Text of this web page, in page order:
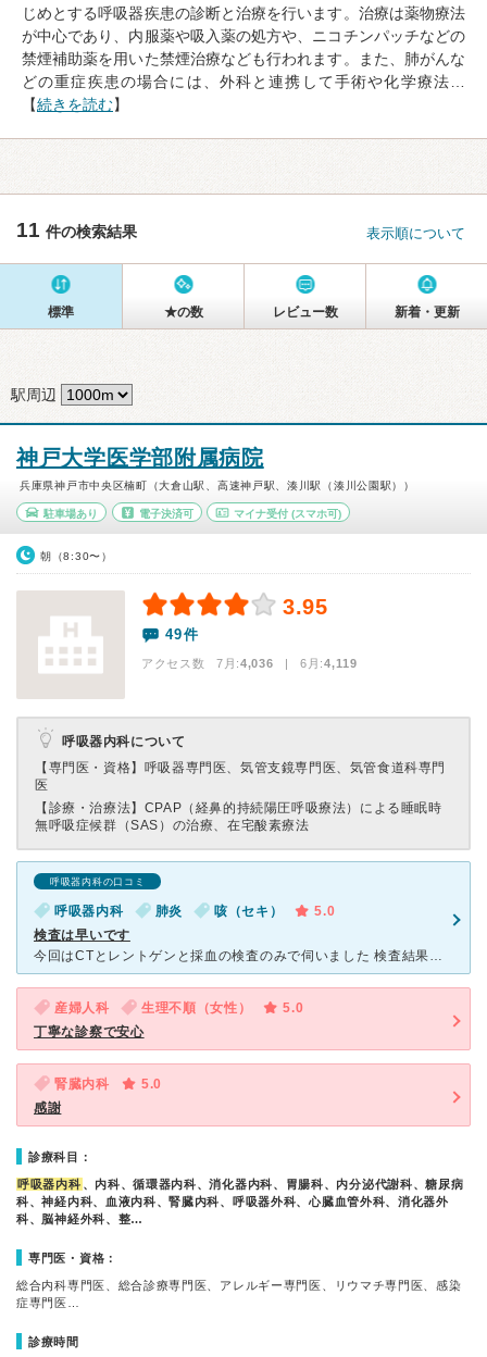
じめとする呼吸器疾患の診断と治療を行います。治療は薬物療法
が中心であり、内服薬や吸入薬の処方や、ニコチンパッチなどの
禁煙補助薬を用いた禁煙治療なども行われます。また、肺がんな
どの重症疾患の場合には、外科と連携して手術や化学療法…
【続きを読む】
11 件の検索結果 表示順について
標準 ★の数 レビュー数 新着・更新
駅周辺
神戸大学医学部附属病院
兵庫県神戸市中央区楠町（大倉山駅、高速神戸駅、湊川駅（湊川公園駅））
駐車場あり 電子決済可 マイナ受付 (スマホ可)
朝（8:30〜）
3.95
49件
アクセス数 7月:4,036 | 6月:4,119
呼吸器内科について
【専門医・資格】 呼吸器専門医、気管支鏡専門医、気管食道科専門
医
【診療・治療法】 CPAP（経鼻的持続陽圧呼吸療法）による睡眠時
無呼吸症候群（SAS）の治療、在宅酸素療法
呼吸器内科の口コミ
呼吸器内科 肺炎 咳（セキ）
5.0
検査は早いです
今回はCTとレントゲンと採血の検査のみで伺いました 検査結果を待つのは当たり前と思っているので診察は別の日に分けてしてます CTのみ9時予約で8時半頃受付をしました 5分もしないうちに呼ばれ直ぐ
産婦人科 生理不順（女性）
5.0
丁寧な診察で安心
腎臓内科
5.0
感謝
診療科目：
呼吸器内科 、内科、循環器内科、消化器内科、胃腸科、内分泌代謝科、糖尿病
科、神経内科、血液内科、腎臓内科、呼吸器外科、心臓血管外科、消化器外
科、脳神経外科、整…
専門医・資格：
総合内科専門医、総合診療専門医、アレルギー専門医、リウマチ専門医、感染
症専門医…
診療時間